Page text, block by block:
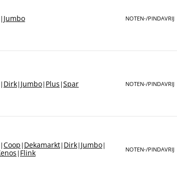
| Jumbo NOTEN-/PINDAVRIJ
| Dirk| Jumbo| Plus |Spar NOTEN-/PINDAVRIJ
|Coop | Dekamarkt| Dirk| Jumbo|
| Flink NOTEN-/PINDAVRIJ